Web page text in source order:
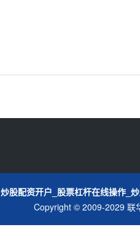
炒股配资开户_股票杠杆在线操作_
Copyright © 2009-2029 联